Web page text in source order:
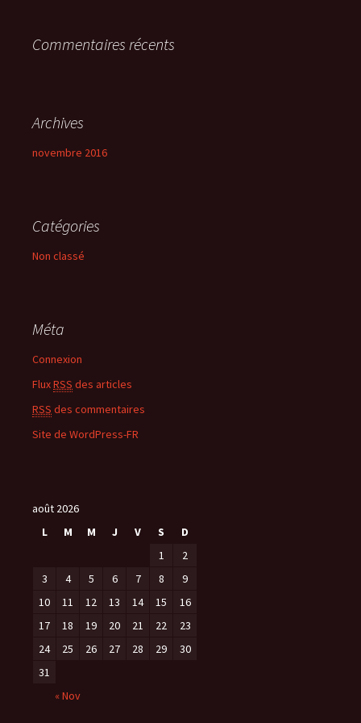
:Commentaires récents
Archives
novembre 2016
Catégories
Non classé
Méta
Connexion
FluxRSS des articles
RSS des commentaires
Site de WordPress-FR
août 2026
L
M M J V S D
« Nov
1
2
3
4 5 6 7 8
9
10
11 12 13 14 15
16
17
18 19 20 21 22
23
24
25 26 27 28 29
30
31